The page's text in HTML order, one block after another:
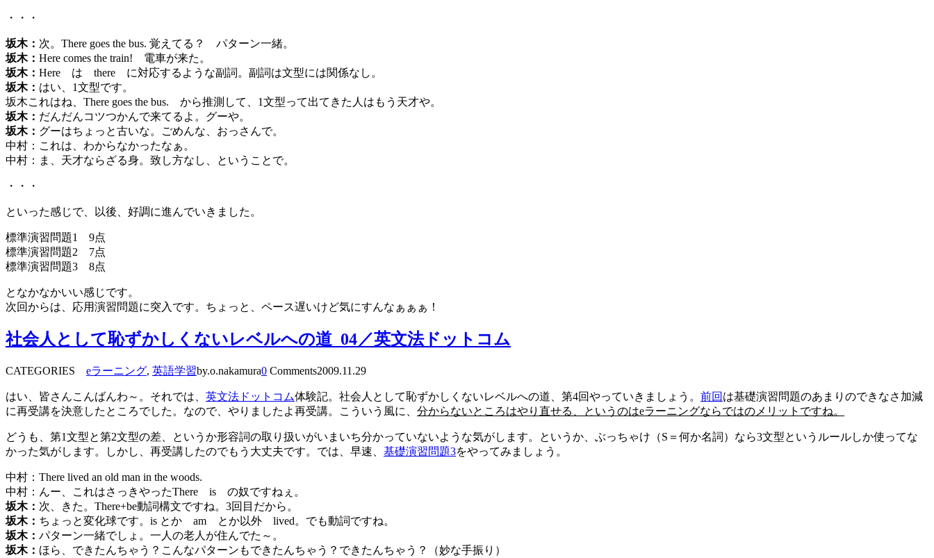
・・・
坂木： 次。There goes the bus. 覚えてる？ パターン一緒。
坂木： Here comes the train! 電車が来た。
坂木： Here は there に対応するような副詞。副詞は文型には関係なし。
坂木： はい、1文型です。
坂木これはね、There goes the bus. から推測して、1文型って出てきた人はもう天才や。
坂木： だんだんコツつかんで来てるよ。グーや。
坂木： グーはちょっと古いな。ごめんな、おっさんで。
中村：これは、わからなかったなぁ。
中村：ま、天才ならざる身。致し方なし、ということで。
・・・
といった感じで、以後、好調に進んでいきました。
標準演習問題1 9点
標準演習問題2 7点
標準演習問題3 8点
となかなかいい感じです。
次回からは、応用演習問題に突入です。ちょっと、ペース遅いけど気にすんなぁぁぁ！
社会人として恥ずかしくないレベルへの道_04／英文法ドットコム
CATEGORIES eラーニング, 英語学習by.o.nakamura0 Comments2009.11.29
はい、皆さんこんばんわ～。それでは、 英文法ドットコム体験記。社会人として恥ずかしくないレベルへの道、第4回やっていきましょう。 前回 は基礎演習問題のあまりのできなさ加減
に再受講を決意したところでした。なので、やりましたよ再受講。こういう風に、 分からないところはやり直せる、というのはeラーニングならではのメリットですね。
どうも、第1文型と第2文型の差、というか形容詞の取り扱いがいまいち分かっていないような気がします。というか、ぶっちゃけ（S＝何か名詞）なら3文型というルールしか使ってな
かった気がします。しかし、再受講したのでもう大丈夫です。では、早速、 基礎演習問題3をやってみましょう。
中村：There lived an old man in the woods.
中村：んー、これはさっきやったThere is の奴ですねぇ。
坂木： 次、きた。There+be動詞構文ですね。3回目だから。
坂木： ちょっと変化球です。is とか am とか以外 lived。でも動詞ですね。
坂木： パターン一緒でしょ。一人の老人が住んでた～。
坂木： ほら、できたんちゃう？こんなパターンもできたんちゃう？できたんちゃう？（妙な手振り）